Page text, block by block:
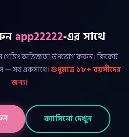
app22222-এর সাথে
গেমিং অভিজ্ঞতা উপভোগ করুন। ক্রিকেট
— সব একসাথে।শুধুমাত্র ১৮+ বয়সীদের
জন্য।
ক্যাসিনো দেখুন